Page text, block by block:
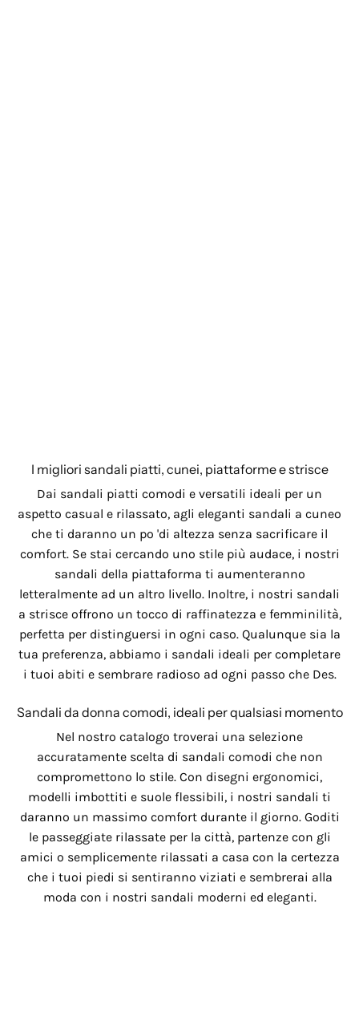
I migliori sandali piatti, cunei, piattaforme e strisce
Dai sandali piatti comodi e versatili ideali per un
aspetto casual e rilassato, agli eleganti sandali a cuneo
che ti daranno un po 'di altezza senza sacrificare il
comfort. Se stai cercando uno stile più audace, i nostri
sandali della piattaforma ti aumenteranno
letteralmente ad un altro livello. Inoltre, i nostri sandali
a strisce offrono un tocco di raffinatezza e femminilità,
perfetta per distinguersi in ogni caso. Qualunque sia la
tua preferenza, abbiamo i sandali ideali per completare
i tuoi abiti e sembrare radioso ad ogni passo che Des.
Sandali da donna comodi, ideali per qualsiasi momento
Nel nostro catalogo troverai una selezione
accuratamente scelta di sandali comodi che non
compromettono lo stile. Con disegni ergonomici,
modelli imbottiti e suole flessibili, i nostri sandali ti
daranno un massimo comfort durante il giorno. Goditi
le passeggiate rilassate per la città, partenze con gli
amici o semplicemente rilassati a casa con la certezza
che i tuoi piedi si sentiranno viziati e sembrerai alla
moda con i nostri sandali moderni ed eleganti.